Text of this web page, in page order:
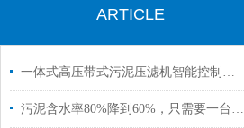
ARTICLE
一体式高压带式污泥压滤机智能控制，节省人工成本
污泥含水率80%降到60%，只需要一台高压带式压滤机